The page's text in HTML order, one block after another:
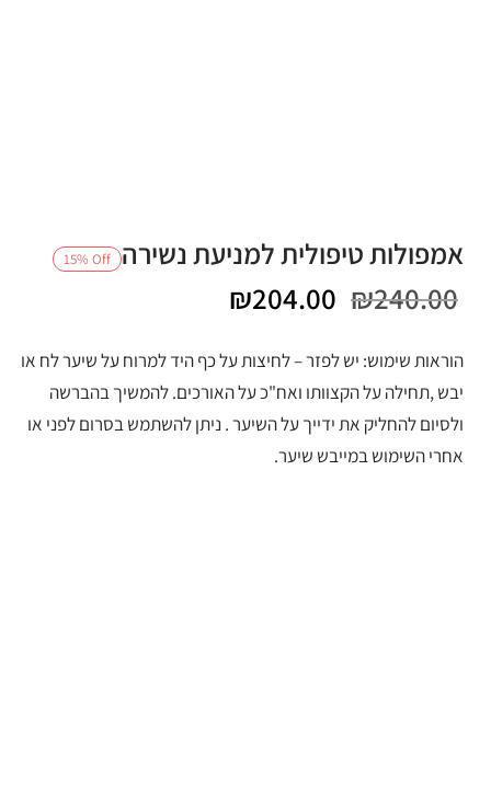
אמפולות טיפולית למניעת נשירה 15% Off
₪240.00
המחיר
המקורי
היה:
₪240.00.
₪204.00
הנוכחי
הוא:
₪204.00.
הוראות שימוש: יש לפזר – לחיצות על כף היד למרוח על שיער לח או
יבש ,תחילה על הקצוותו ואח"כ על האורכים. להמשיך בהברשה
ולסיום להחליק את ידייך על השיער . ניתן להשתמש בסרום לפני או
אחרי השימוש במייבש שיער.